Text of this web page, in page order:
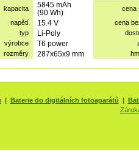
kapacita
5845 mAh
(90 Wh)
cena
napětí
15.4 V
cena
typ
Li-Poly
výrobce
T6 power
rozměry
287x65x9 mm
| Baterie do digitálních fotoaparátů |